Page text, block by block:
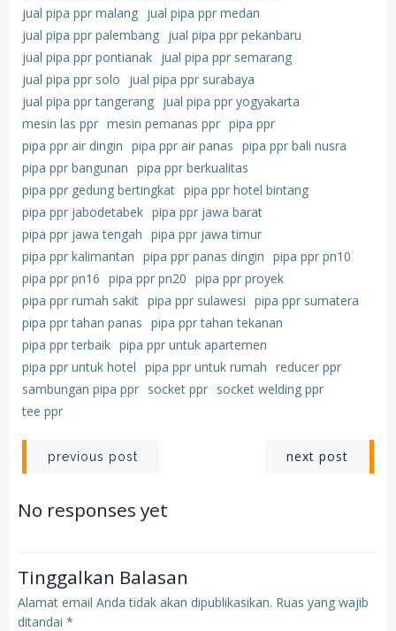
jual pipa ppr malang jual pipa ppr medan
jual pipa ppr palembang jual pipa ppr pekanbaru
jual pipa ppr pontianak jual pipa ppr semarang
jual pipa ppr solo
jual pipa ppr surabaya
jual pipa ppr tangerang jual pipa ppr yogyakarta
mesin las ppr mesin pemanas ppr pipa ppr
pipa ppr air dingin pipa ppr air panas pipa ppr bali nusra
pipa ppr bangunan pipa ppr berkualitas
pipa ppr gedung bertingkat pipa ppr hotel bintang
pipa ppr jabodetabek pipa ppr jawa barat
pipa ppr jawa tengah pipa ppr jawa timur
pipa ppr kalimantan pipa ppr panas dingin pipa ppr pn10
pipa ppr pn16 pipa ppr pn20 pipa ppr proyek
pipa ppr rumah sakit pipa ppr sulawesi pipa ppr sumatera
pipa ppr tahan panas pipa ppr tahan tekanan
pipa ppr terbaik pipa ppr untuk apartemen
pipa ppr untuk hotel pipa ppr untuk rumah reducer ppr
sambungan pipa ppr socket ppr socket welding ppr
tee ppr
Post
navigation
previous post next post
No responses yet
Tinggalkan Balasan
Alamat email Anda tidak akan dipublikasikan. Ruas yang wajib
ditandai *